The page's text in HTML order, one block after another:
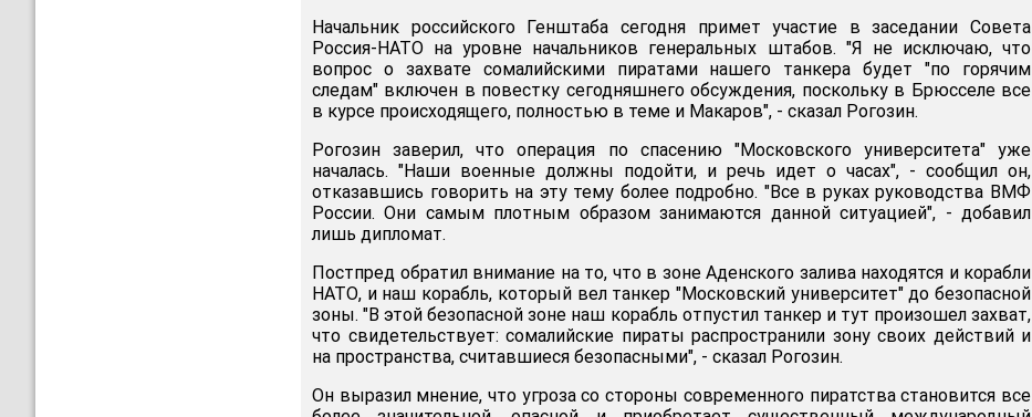
Начальник российского Генштаба сегодня примет участие в заседании Совета
Россия-НАТО на уровне начальников генеральных штабов. "Я не исключаю, что
вопрос о захвате сомалийскими пиратами нашего танкера будет "по горячим
следам" включен в повестку сегодняшнего обсуждения, поскольку в Брюсселе все
в курсе происходящего, полностью в теме и Макаров", - сказал Рогозин.
Рогозин заверил, что операция по спасению "Московского университета" уже
началась. "Наши военные должны подойти, и речь идет о часах", - сообщил он,
отказавшись говорить на эту тему более подробно. "Все в руках руководства ВМФ
России. Они самым плотным образом занимаются данной ситуацией", - добавил
лишь дипломат.
Постпред обратил внимание на то, что в зоне Аденского залива находятся и корабли
НАТО, и наш корабль, который вел танкер "Московский университет" до безопасной
зоны. "В этой безопасной зоне наш корабль отпустил танкер и тут произошел захват,
что свидетельствует: сомалийские пираты распространили зону своих действий и
на пространства, считавшиеся безопасными", - сказал Рогозин.
Он выразил мнение, что угроза со стороны современного пиратства становится все